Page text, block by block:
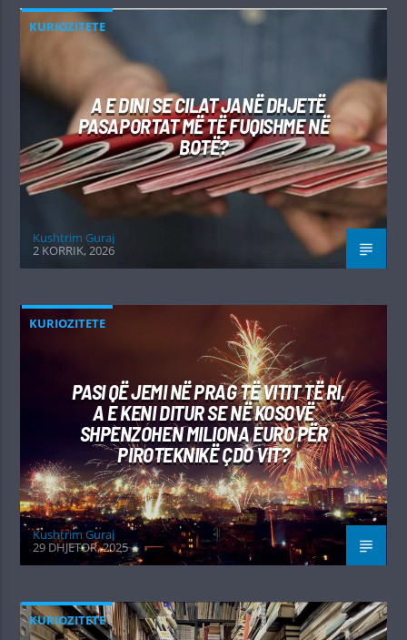
KURIOZITETE
A E DINI SE CILAT JANË DHJETË
PASAPORTAT MË TË FUQISHME NË
BOTË?
Kushtrim Guraj
2 KORRIK, 2026
KURIOZITETE
PASI QË JEMI NË PRAG TË VITIT TË RI,
A E KENI DITUR SE NË KOSOVË
SHPENZOHEN MILIONA EURO PËR
PIROTEKNIKË ÇDO VIT?
Kushtrim Guraj
29 DHJETOR, 2025
KURIOZITETE